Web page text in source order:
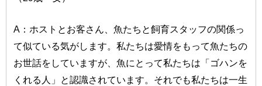
A：ホストとお客さん、魚たちと飼育スタッフの関係っ
て似ている気がします。私たちは愛情をもって魚たちの
お世話をしていますが、魚にとって私たちは「ゴハンを
くれる人」と認識されています。それでも私たちは一生